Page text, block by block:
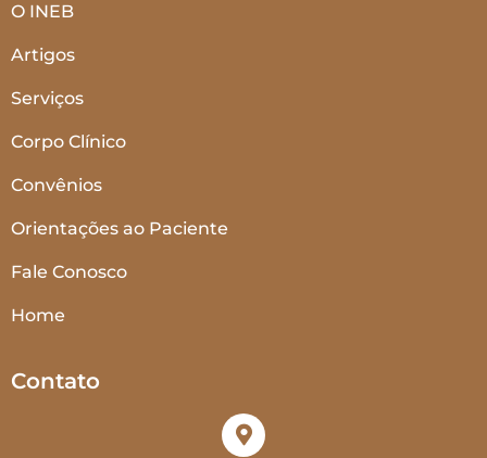
O INEB
Artigos
Serviços
Corpo Clínico
Convênios
Orientações ao Paciente
Fale Conosco
Home
Contato